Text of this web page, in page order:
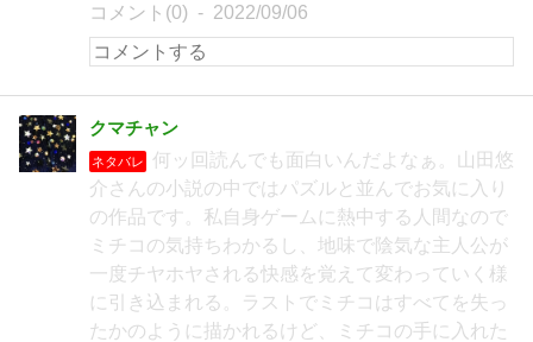
コメント(0) 2022/09/06
クマチャン
ネタバレ
何ッ回読んでも面白いんだよなぁ。山田悠
介さんの小説の中ではパズルと並んでお気に入り
の作品です。私自身ゲームに熱中する人間なので
ミチコの気持ちわかるし、地味で陰気な主人公が
一度チヤホヤされる快感を覚えて変わっていく様
に引き込まれる。ラストでミチコはすべてを失っ
たかのように描かれるけど、ミチコの手に入れた